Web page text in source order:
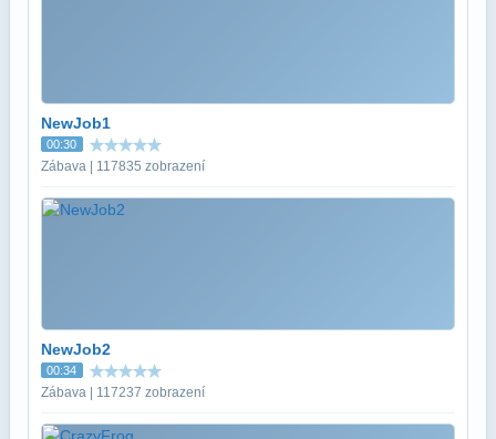
NewJob1
00:30
Zábava | 117835 zobrazení
NewJob2
00:34
Zábava | 117237 zobrazení